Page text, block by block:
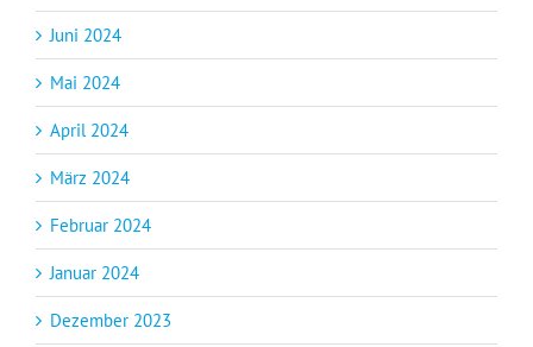
Juni 2024
Mai 2024
April 2024
März 2024
Februar 2024
Januar 2024
Dezember 2023